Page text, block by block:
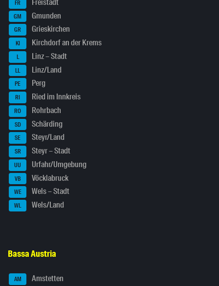
FR Freistadt
GM Gmunden
GR Grieskirchen
KI Kirchdorf an der Krems
L Linz – Stadt
LL Linz/Land
PE Perg
RI Ried im Innkreis
RO Rohrbach
SD Schärding
SE Steyr/Land
SR Steyr – Stadt
UU Urfahr/Umgebung
VB Vöcklabruck
WE Wels – Stadt
WL Wels/Land
Bassa Austria
AM Amstetten